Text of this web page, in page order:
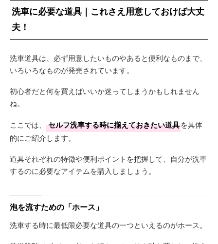
洗車に必要な道具｜これさえ用意しておけば大丈
夫！
洗車道具は、必ず用意したいものやあると便利なものまで、
いろいろなものが発売されています。
初心者だと何を買えばいいか迷ってしまうかもしれません
ね。
ここでは、 セルフ洗車する時に揃えておきたい道具を具体
的にご紹介します。
道具それぞれの特徴や便利ポイントを把握して、自分が洗車
するのに必要なアイテムを購入しましょう。
泡を流すための「ホース」
洗車する時に最低限必要な道具の一つといえるのがホース。